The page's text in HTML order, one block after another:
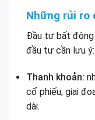
Những rủi ro
Đầu tư bất động
đầu tư cần lưu ý:
Thanh khoản:
cổ phiếu; giai
dài.